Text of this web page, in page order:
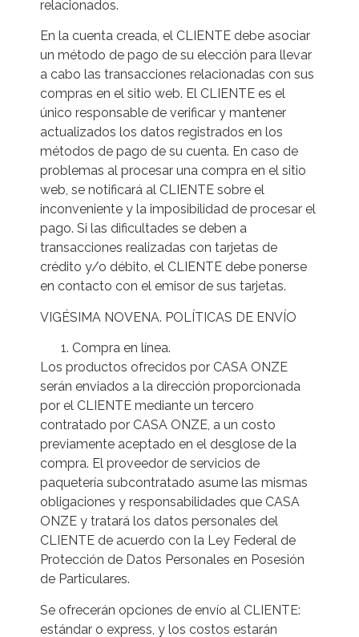
relacionados.
En la cuenta creada, el CLIENTE debe asociar
un método de pago de su elección para llevar
a cabo las transacciones relacionadas con sus
compras en el sitio web. El CLIENTE es el
único responsable de verificar y mantener
actualizados los datos registrados en los
métodos de pago de su cuenta. En caso de
problemas al procesar una compra en el sitio
web, se notificará al CLIENTE sobre el
inconveniente y la imposibilidad de procesar el
pago. Si las dificultades se deben a
transacciones realizadas con tarjetas de
crédito y/o débito, el CLIENTE debe ponerse
en contacto con el emisor de sus tarjetas.
VIGÉSIMA NOVENA. POLÍTICAS DE ENVÍO
Compra en línea.
Los productos ofrecidos por CASA ONZE
serán enviados a la dirección proporcionada
por el CLIENTE mediante un tercero
contratado por CASA ONZE, a un costo
previamente aceptado en el desglose de la
compra. El proveedor de servicios de
paquetería subcontratado asume las mismas
obligaciones y responsabilidades que CASA
ONZE y tratará los datos personales del
CLIENTE de acuerdo con la Ley Federal de
Protección de Datos Personales en Posesión
de Particulares.
Se ofrecerán opciones de envío al CLIENTE:
estándar o express, y los costos estarán